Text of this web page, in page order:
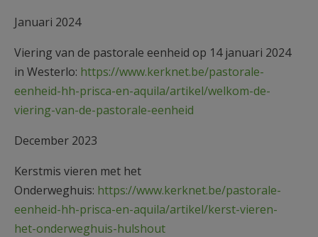
Januari 2024
Viering van de pastorale eenheid op 14 januari 2024
in Westerlo: https://www.kerknet.be/pastorale-
eenheid-hh-prisca-en-aquila/artikel/welkom-de-
viering-van-de-pastorale-eenheid
December 2023
Kerstmis vieren met het
Onderweghuis: https://www.kerknet.be/pastorale-
eenheid-hh-prisca-en-aquila/artikel/kerst-vieren-
het-onderweghuis-hulshout